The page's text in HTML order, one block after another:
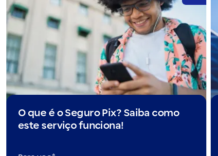
O que é o Seguro Pix? Saiba como
este serviço funciona!